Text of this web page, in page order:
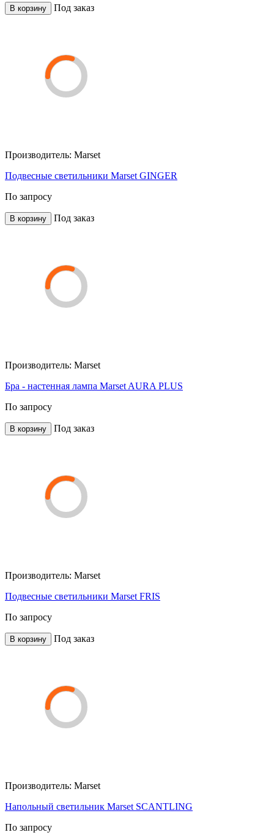
В корзину Под заказ
Производитель: Marset
Подвесные светильники Marset GINGER
По запросу
В корзину Под заказ
Производитель: Marset
Бра - настенная лампа Marset AURA PLUS
По запросу
В корзину Под заказ
Производитель: Marset
Подвесные светильники Marset FRIS
По запросу
В корзину Под заказ
Производитель: Marset
Напольный светильник Marset SCANTLING
По запросу